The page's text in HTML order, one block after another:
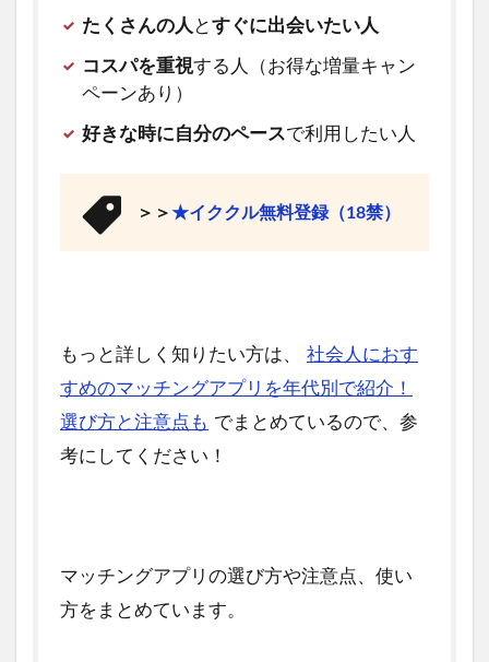
たくさんの人 とすぐに出会いたい人
コスパを重視する人（お得な増量キャン
ペーンあり）
好きな時に自分のペースで利用したい人
＞＞★イククル無料登録（18禁）
もっと詳しく知りたい方は、
社会人におす
すめのマッチングアプリを年代別で紹介！
選び方と注意点も でまとめているので、参
考にしてください！
マッチングアプリの選び方や注意点、使い
方をまとめています。